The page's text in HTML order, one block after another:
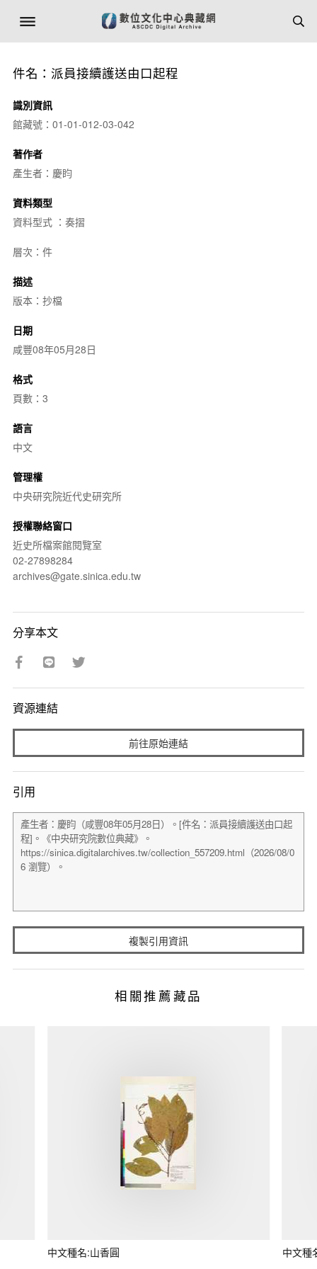
件名：派員接續護送由口起程
識別資訊
館藏號：01-01-012-03-042
著作者
產生者：慶盷
資料類型
資料型式 ：奏摺
層次：件
描述
版本：抄檔
日期
咸豐08年05月28日
格式
頁數：3
語言
中文
管理權
中央研究院近代史研究所
授權聯絡窗口
近史所檔案館閱覽室
02-27898284
archives@gate.sinica.edu.tw
分享本文
資源連結
前往原始連結
引用
複製引用資訊
相關推薦藏品
中文種名:山香圓 中文種